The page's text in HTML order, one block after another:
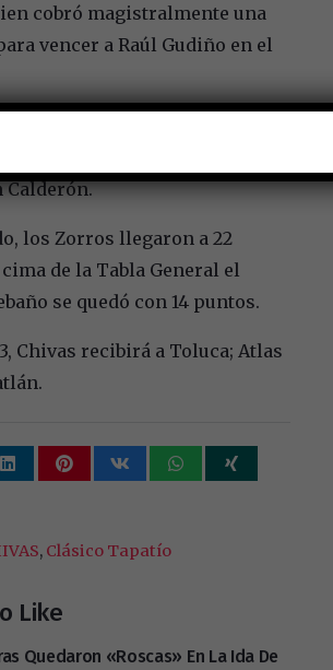
cobró magistralmente una
vencer a Raúl Gudiño en el
los Zorros llegaron a 22
de la Tabla General el
se quedó con 14 puntos.
Chivas recibirá a Toluca; Atlas
, Clásico Tapatío
Like
Quedaron «roscas» En La Ida De